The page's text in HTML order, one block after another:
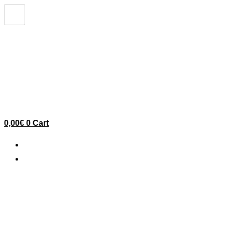
Skip
0,00€ 0 Cart